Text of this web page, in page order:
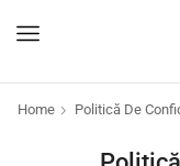
Home Politică De